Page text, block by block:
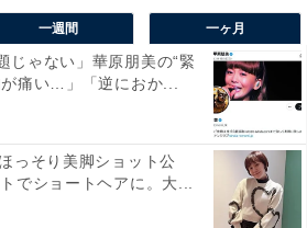
一週間 一ヶ月
じゃない」華原朋美の“緊
が痛い…」「逆におか...
っそり美脚ショット公
でショートヘアに。大...